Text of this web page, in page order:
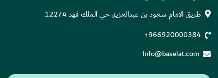
طريق الامام سعود بن عبدالعزيز، حي الملك فهد 12274
+966920000384
Info@baselat.com